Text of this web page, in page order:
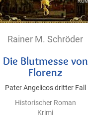
Rainer M. Schröder
Die Blutmesse von
Florenz
Pater Angelicos dritter Fall
Historischer Roman
Krimi